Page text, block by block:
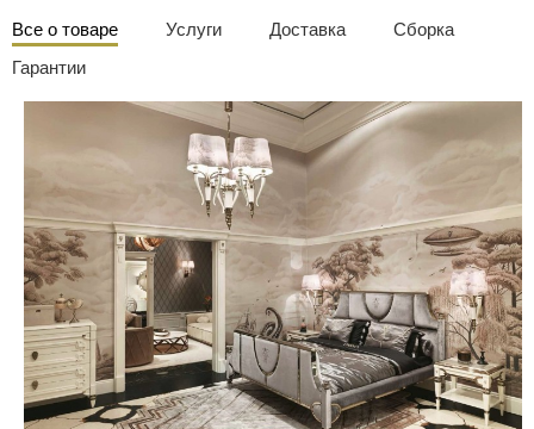
Все о товаре Услуги Доставка
Сборка
Гарантии